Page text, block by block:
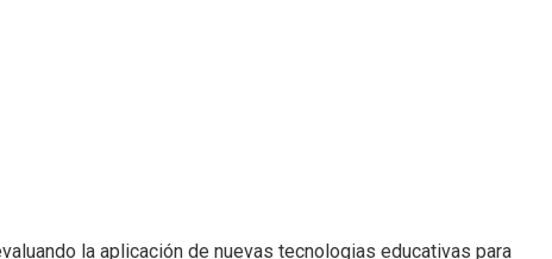
la aplicación de nuevas tecnologias educativas para